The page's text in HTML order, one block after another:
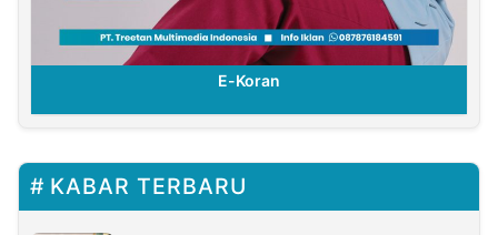
E-Koran
KABAR TERBARU